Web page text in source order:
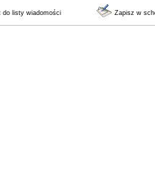
do listy wiadomości Zapisz w